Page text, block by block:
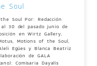
Soul
Soul Por: Redacción
30 del pasado junio de
en Wirtz Gallery,
Motions of the Soul,
Egües y Blanca Beatriz
de GALA
Comisaria Dayalís